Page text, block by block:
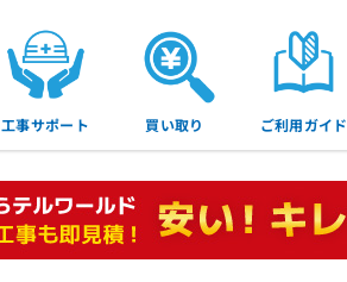
工事サポート 買い取り ご利用ガイド